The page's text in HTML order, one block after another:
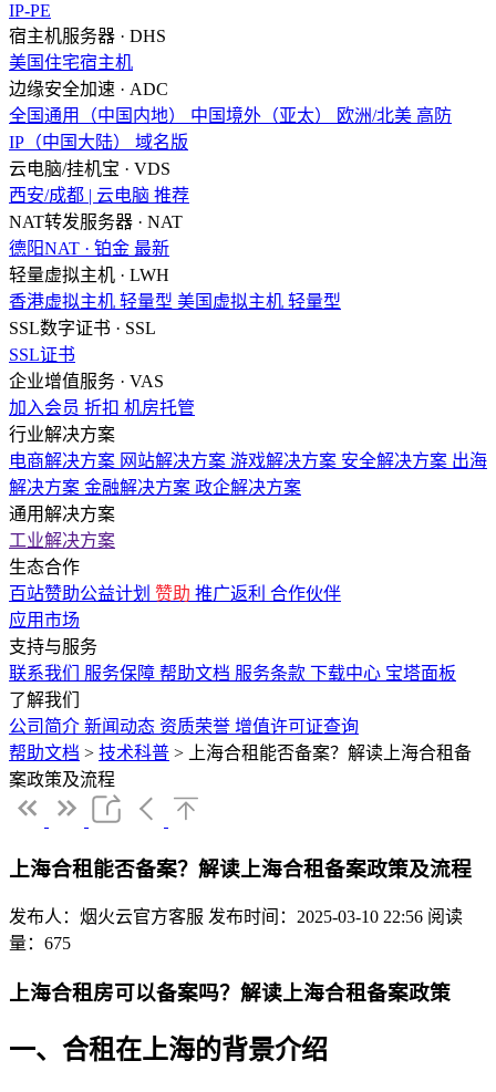
IP-PE
宿主机服务器 · DHS
美国住宅宿主机
边缘安全加速 · ADC
全国通用（中国内地）
中国境外（亚太） 欧洲/北美 高防
IP（中国大陆）
域名版
云电脑/挂机宝 · VDS
西安/成都 | 云电脑 推荐
NAT转发服务器 · NAT
德阳NAT · 铂金 最新
轻量虚拟主机 · LWH
香港虚拟主机 轻量型 美国虚拟主机 轻量型
SSL数字证书 · SSL
SSL证书
企业增值服务 · VAS
加入会员 折扣 机房托管
行业解决方案
电商解决方案 网站解决方案 游戏解决方案 安全解决方案 出海
解决方案 金融解决方案 政企解决方案
通用解决方案
工业解决方案
生态合作
百站赞助公益计划 赞助 推广返利 合作伙伴
应用市场
支持与服务
联系我们
服务保障 帮助文档 服务条款 下载中心 宝塔面板
了解我们
公司简介 新闻动态 资质荣誉 增值许可证查询
帮助文档 > 技术科普 >
上海合租能否备案？解读上海合租备
案政策及流程
上海合租能否备案？解读上海合租备案政策及流程
发布人：烟火云官方客服 发布时间：2025-03-10 22:56 阅读
量：675
上海合租房可以备案吗？解读上海合租备案政策
一、合租在上海的背景介绍